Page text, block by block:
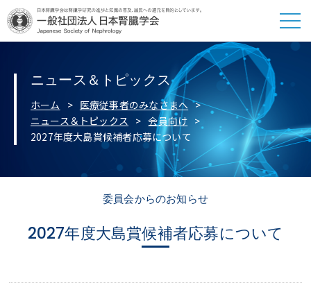
ニュース＆トピックス
ホーム
医療従事者のみなさまへ
ニュース＆トピックス
会員向け
2027年度大島賞候補者応募について
委員会からのお知らせ
2027年度大島賞候補者応募について